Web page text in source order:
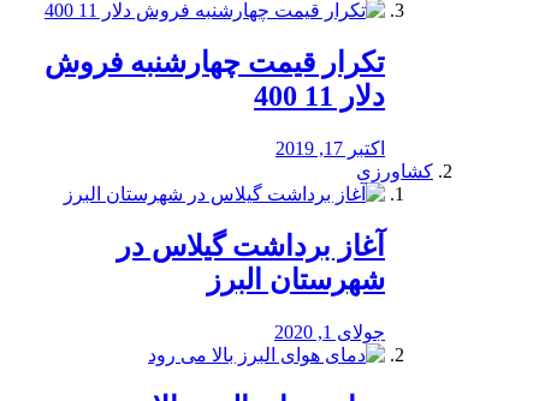
تکرار قیمت چهارشنبه فروش
دلار 11 400
اکتبر 17, 2019
کشاورزی
آغاز برداشت گیلاس در
شهرستان البرز
جولای 1, 2020